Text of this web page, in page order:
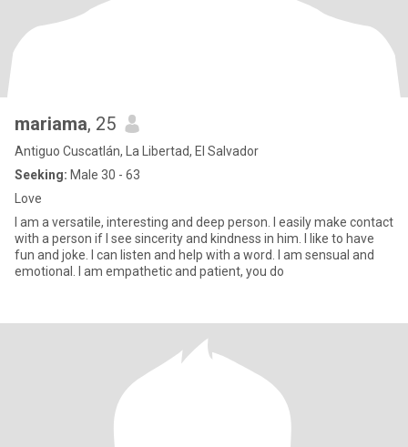
mariama, 25
Antiguo Cuscatlán, La Libertad, El Salvador
Seeking: Male 30 - 63
Love
I am a versatile, interesting and deep person. I easily make contact
with a person if I see sincerity and kindness in him. I like to have
fun and joke. I can listen and help with a word. I am sensual and
emotional. I am empathetic and patient, you do